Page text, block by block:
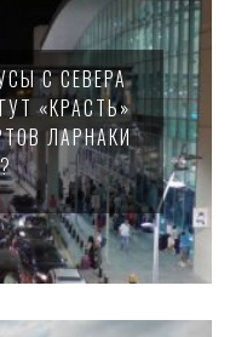
С СЕВЕРА
«КРАСТЬ»
ЛАРНАКИ